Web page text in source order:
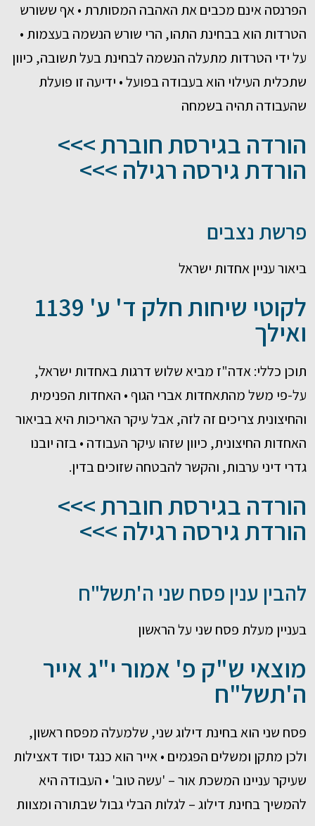
הפרנסה אינם מכבים את האהבה המסותרת • אף ששורש
הטרדות הוא בבחינת התהו, הרי שורש הנשמה בעצמות •
על ידי הטרדות מתעלה הנשמה לבחינת בעל תשובה, כיוון
שתכלית העילוי הוא בעבודה בפועל • ידיעה זו פועלת
שהעבודה תהיה בשמחה
הורדה בגירסת חוברת >>>
הורדת גירסה רגילה >>>
פרשת נצבים
ביאור עניין אחדות ישראל
לקוטי שיחות חלק ד' ע' 1139
ואילך
תוכן כללי: אדה"ז מביא שלוש דרגות באחדות ישראל,
על-פי משל מהתאחדות אברי הגוף • האחדות הפנימית
והחיצונית צריכים זה לזה, אבל עיקר האריכות היא בביאור
האחדות החיצונית, כיוון שזהו עיקר העבודה • בזה יובנו
גדרי דיני ערבות, והקשר להבטחה שזוכים בדין.
הורדה בגירסת חוברת >>>
הורדת גירסה רגילה >>>
להבין ענין פסח שני ה'תשל"ח
בעניין מעלת פסח שני על הראשון
מוצאי ש"ק פ' אמור י"ג אייר
ה'תשל"ח
פסח שני הוא בחינת דילוג שני, שלמעלה מפסח ראשון,
ולכן מתקן ומשלים הפגמים • אייר הוא כנגד יסוד דאצילות
שעיקר עניינו המשכת אור – 'עשה טוב' • העבודה היא
להמשיך בחינת דילוג – לגלות הבלי גבול שבתורה ומצוות